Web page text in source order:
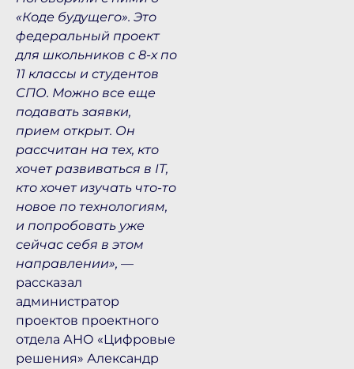
«Коде будущего». Это
федеральный проект
для школьников с 8-х по
11 классы и студентов
СПО. Можно все еще
подавать заявки,
прием открыт. Он
рассчитан на тех, кто
хочет развиваться в IT,
кто хочет изучать что-то
новое по технологиям,
и попробовать уже
сейчас себя в этом
направлении», —
рассказал
администратор
проектов проектного
отдела АНО «Цифровые
решения» Александр